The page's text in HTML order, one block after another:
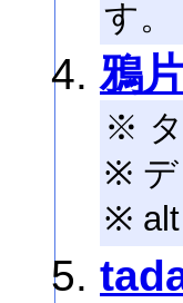
す。
鴉
※ タ
※ デ
※ alt